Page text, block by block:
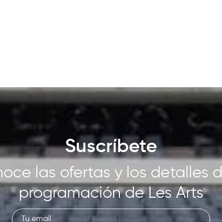
Suscríbete
las ofertas y los detalles
programación de Les Arts